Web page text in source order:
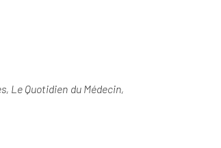
Le Quotidien du Médecin,